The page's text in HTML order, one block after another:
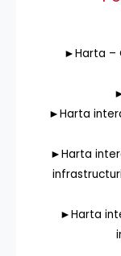
►Harta –
►Harta
►Harta
►Harta